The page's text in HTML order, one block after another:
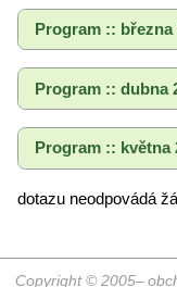
Program :: března
Program :: dubna
Program :: května
dotazu neodpovádá
Copyright © 2005–